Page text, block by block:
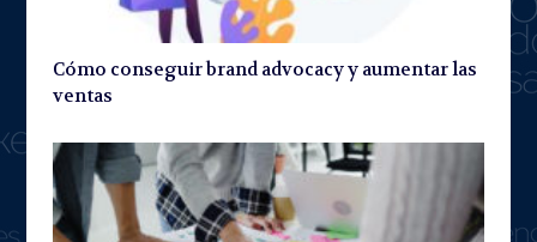
Cómo conseguir brand advocacy y aumentar las
ventas